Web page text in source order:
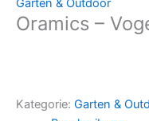
Garten & Outdoor
Oramics –
Kategorie: Garten &